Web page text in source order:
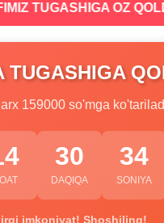
TUGASHIGA OZ
TUGASHIGA
159000 so'mga
30
DAQIQA
33
SONIYA
imkoniyat! Shoshiling!